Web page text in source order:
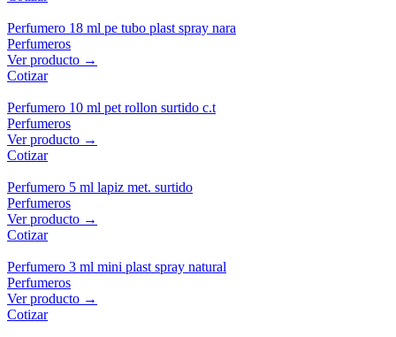
Perfumero 18 ml pe tubo plast spray nara
Perfumeros
Ver producto →
Cotizar
Perfumero 10 ml pet rollon surtido c.t
Perfumeros
Ver producto →
Cotizar
Perfumero 5 ml lapiz met. surtido
Perfumeros
Ver producto →
Cotizar
Perfumero 3 ml mini plast spray natural
Perfumeros
Ver producto →
Cotizar